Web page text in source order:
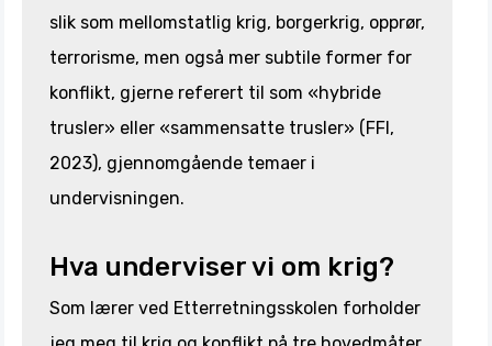
slik som mellomstatlig krig, borgerkrig, opprør,
terrorisme, men også mer subtile former for
konflikt, gjerne referert til som «hybride
trusler» eller «sammensatte trusler» (FFI,
2023), gjennomgående temaer i
undervisningen.
Hva underviser vi om krig?
Som lærer ved Etterretningsskolen forholder